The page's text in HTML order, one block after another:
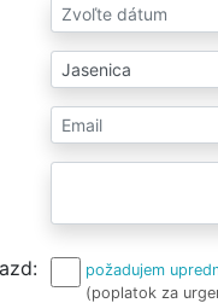
požadujem
(poplatok za